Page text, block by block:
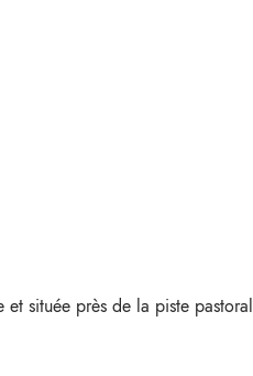
située près de la piste